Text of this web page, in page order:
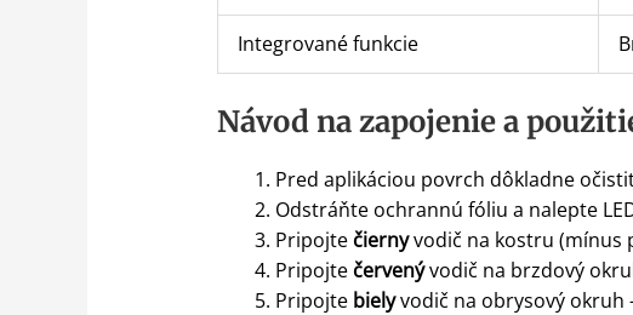
Integrované funkcie
Návod na zapojenie a
Pred aplikáciou povrch dôkladne
Odstráňte ochrannú fóliu a nalepte
Pripojte čiernyvodič na kostru (mínus
Pripojte červenývodič na brzdový
Pripojte bielyvodič na obrysový okruh